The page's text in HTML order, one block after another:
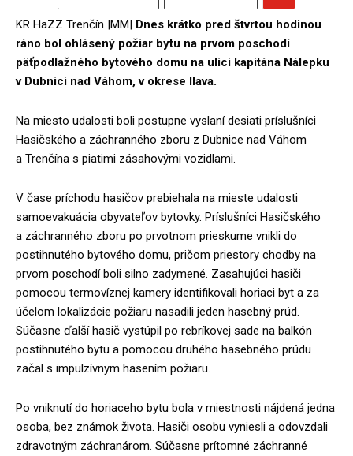
KR HaZZ Trenčín |MM| Dnes krátko pred štvrtou hodinou
ráno bol ohlásený požiar bytu na prvom poschodí
päťpodlažného bytového domu na ulici kapitána Nálepku
v Dubnici nad Váhom, v okrese Ilava.
Na miesto udalosti boli postupne vyslaní desiati príslušníci
Hasičského a záchranného zboru z Dubnice nad Váhom
a Trenčína s piatimi zásahovými vozidlami.
V čase príchodu hasičov prebiehala na mieste udalosti
samoevakuácia obyvateľov bytovky. Príslušníci Hasičského
a záchranného zboru po prvotnom prieskume vnikli do
postihnutého bytového domu, pričom priestory chodby na
prvom poschodí boli silno zadymené. Zasahujúci hasiči
pomocou termovíznej kamery identifikovali horiaci byt a za
účelom lokalizácie požiaru nasadili jeden hasebný prúd.
Súčasne ďalší hasič vystúpil po rebríkovej sade na balkón
postihnutého bytu a pomocou druhého hasebného prúdu
začal s impulzívnym hasením požiaru.
Po vniknutí do horiaceho bytu bola v miestnosti nájdená jedna
osoba, bez známok života. Hasiči osobu vyniesli a odovzdali
zdravotným záchranárom. Súčasne prítomné záchranné